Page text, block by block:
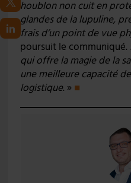
houblon non cuit en
glandes de la lupuline,
frais d’un point de vue
poursuit le communiqué.
qui offre la magie de la
une meilleure capacité
logistique. » ■